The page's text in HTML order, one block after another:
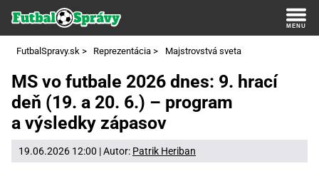
FutbalSpravy.sk > Reprezentácia > Majstrovstvá sveta
MS vo futbale 2026 dnes: 9. hrací
deň (19. a 20. 6.) – program
a výsledky zápasov
19.06.2026 12:00 | Autor: Patrik Heriban